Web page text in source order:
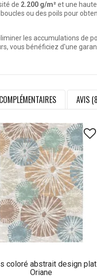
de 2.200 g/m²et une
ou des poils pour
les accumulations de
vous bénéficiez d'une
AVIS
coloré abstrait design plat
Oriane